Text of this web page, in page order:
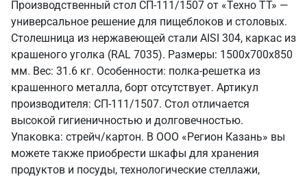
Производственный стол СП-111/1507 от «Техно ТТ» —
универсальное решение для пищеблоков и столовых.
Столешница из нержавеющей стали AISI 304, каркас из
крашеного уголка (RAL 7035). Размеры: 1500x700x850
мм. Вес: 31.6 кг. Особенности: полка-решетка из
крашенного металла, борт отсутствует. Артикул
производителя: СП-111/1507. Стол отличается
высокой гигиеничностью и долговечностью.
Упаковка: стрейч/картон. В ООО «Регион Казань» вы
можете также приобрести шкафы для хранения
продуктов и посуды, технологические стеллажи,